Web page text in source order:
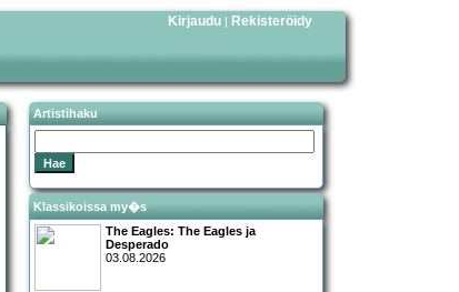
Kirjaudu | Rekisteröidy
Artistihaku
Klassikoissa my�s
The Eagles: The Eagles ja
Desperado
03.08.2026